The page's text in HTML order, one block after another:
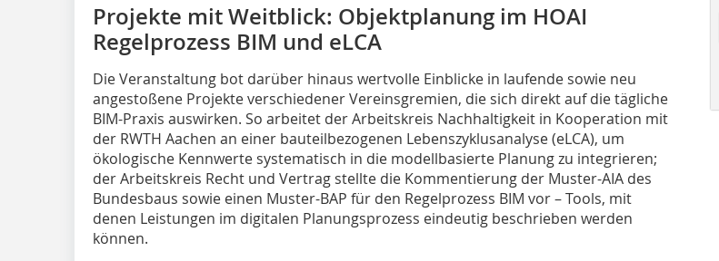
Projekte mit Weitblick: Objektplanung im HOAI
Regelprozess BIM und eLCA
Die Veranstaltung bot darüber hinaus wertvolle Einblicke in laufende sowie neu
angestoßene Projekte verschiedener Vereinsgremien, die sich direkt auf die tägliche
BIM-Praxis auswirken. So arbeitet der Arbeitskreis Nachhaltigkeit in Kooperation mit
der RWTH Aachen an einer bauteilbezogenen Lebenszyklusanalyse (eLCA), um
ökologische Kennwerte systematisch in die modellbasierte Planung zu integrieren;
der Arbeitskreis Recht und Vertrag stellte die Kommentierung der Muster-AIA des
Bundesbaus sowie einen Muster-BAP für den Regelprozess BIM vor – Tools, mit
denen Leistungen im digitalen Planungsprozess eindeutig beschrieben werden
können.